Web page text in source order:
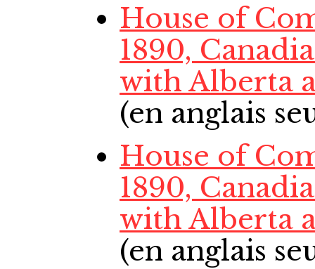
House of
1890,
with Alberta
(en anglais
House of
1890,
with Alberta
(en anglais